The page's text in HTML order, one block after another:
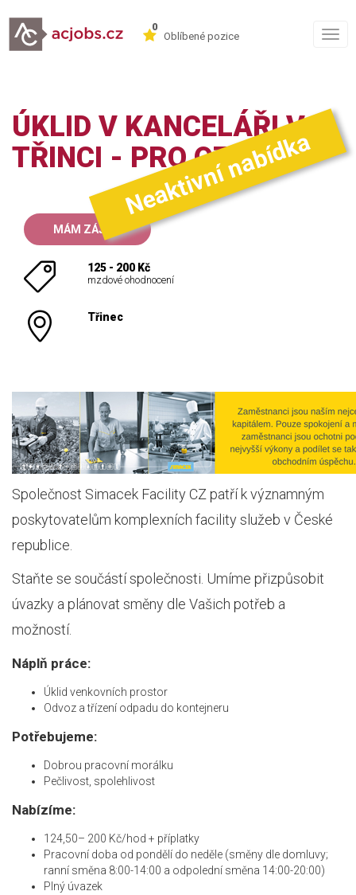
0
Oblíbené pozice
ÚKLID V KANCELÁŘI V
TŘINCI - PRO OZP
Neaktivní nabídka
MÁM ZÁJEM
125 - 200 Kč
mzdové ohodnocení
Třinec
Společnost Simacek Facility CZ patří k významným
poskytovatelům komplexních facility služeb v České
republice.
Staňte se součástí společnosti. Umíme přizpůsobit
úvazky a plánovat směny dle Vašich potřeb a
možností.
Náplň práce:
Úklid venkovních prostor
Odvoz a třízení odpadu do kontejneru
Potřebujeme:
Dobrou pracovní morálku
Pečlivost, spolehlivost
Nabízíme:
124,50– 200 Kč/hod + příplatky
Pracovní doba od pondělí do neděle (směny dle domluvy;
ranní směna 8:00-14:00 a odpolední směna 14:00-20:00)
Plný úvazek